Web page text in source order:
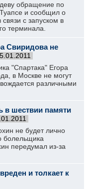
обращение по
и сообщил о
с запуском в
терминала.
Свиридова не
"Спартака" Егора
в Москве не могут
различными
в шествии памяти
не будет лично
болельщика
передумал из-за
и толкает к